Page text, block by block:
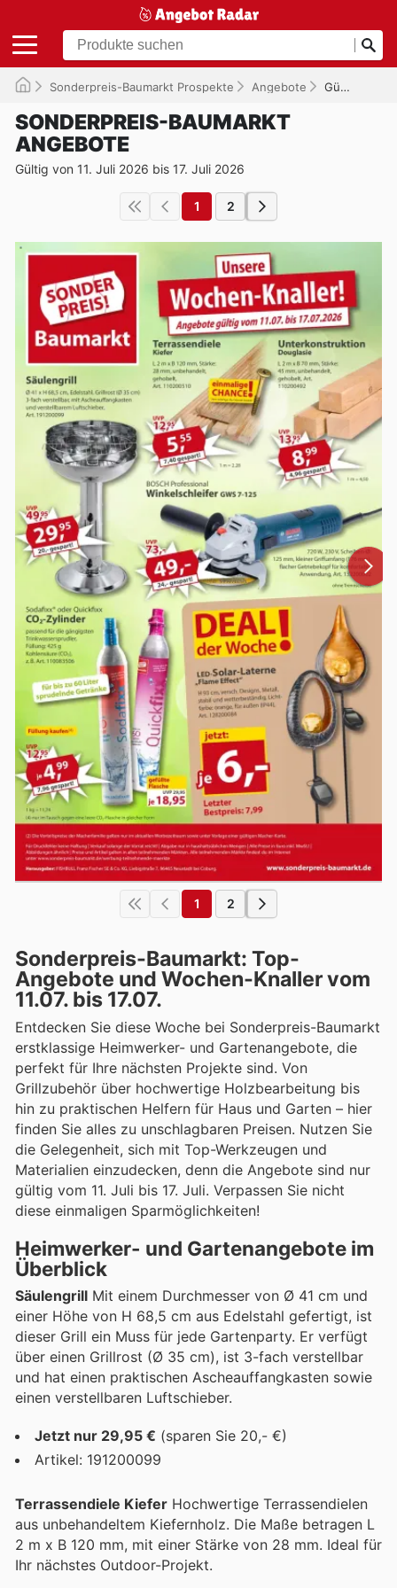
Sonderpreis-Baumarkt Prospekte Angebote Gültig bis 17.07.2026
SONDERPREIS-BAUMARKT
ANGEBOTE
Gültig von 11. Juli 2026 bis 17. Juli 2026
1 2
1 2
Sonderpreis-Baumarkt: Top-
Angebote und Wochen-Knaller vom
11.07. bis 17.07.
Entdecken Sie diese Woche bei Sonderpreis-Baumarkt
erstklassige Heimwerker- und Gartenangebote, die
perfekt für Ihre nächsten Projekte sind. Von
Grillzubehör über hochwertige Holzbearbeitung bis
hin zu praktischen Helfern für Haus und Garten – hier
finden Sie alles zu unschlagbaren Preisen. Nutzen Sie
die Gelegenheit, sich mit Top-Werkzeugen und
Materialien einzudecken, denn die Angebote sind nur
gültig vom 11. Juli bis 17. Juli. Verpassen Sie nicht
diese einmaligen Sparmöglichkeiten!
Heimwerker- und Gartenangebote im
Überblick
Säulengrill Mit einem Durchmesser von Ø 41 cm und
einer Höhe von H 68,5 cm aus Edelstahl gefertigt, ist
dieser Grill ein Muss für jede Gartenparty. Er verfügt
über einen Grillrost (Ø 35 cm), ist 3-fach verstellbar
und hat einen praktischen Ascheauffangkasten sowie
einen verstellbaren Luftschieber.
Jetzt nur 29,95 € (sparen Sie 20,- €)
Artikel: 191200099
Terrassendiele Kiefer Hochwertige Terrassendielen
aus unbehandeltem Kiefernholz. Die Maße betragen L
2 m x B 120 mm, mit einer Stärke von 28 mm. Ideal für
Ihr nächstes Outdoor-Projekt.